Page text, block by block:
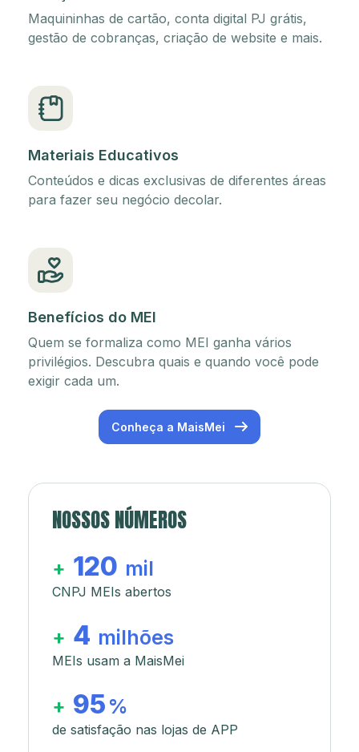
Maquininhas de cartão, conta digital PJ grátis,
gestão de cobranças, criação de website e mais.
Materiais Educativos
Conteúdos e dicas exclusivas de diferentes áreas
para fazer seu negócio decolar.
Benefícios do MEI
Quem se formaliza como MEI ganha vários
privilégios. Descubra quais e quando você pode
exigir cada um.
Conheça a MaisMei
NOSSOS NÚMEROS
+ 120 mil
CNPJ MEIs abertos
+ 4 milhões
MEIs usam a MaisMei
+ 95 %
de satisfação nas lojas de APP